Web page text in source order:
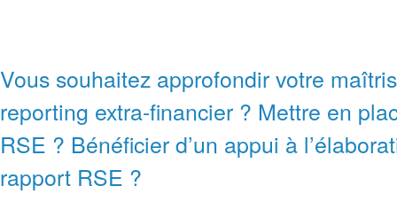
Vous souhaitez approfondir votre
reporting extra-financier ? Mettre en
RSE ? Bénéficier d’un appui à
rapport RSE ?